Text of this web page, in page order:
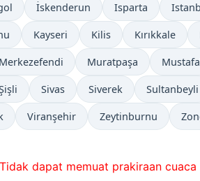
İskenderun Isparta
Kayseri Kilis Kırıkkale
Merkezefendi Muratpaşa
Sivas Siverek Sultanbeyli
Viranşehir Zeytinburnu
Tidak dapat memuat prakiraan cuaca